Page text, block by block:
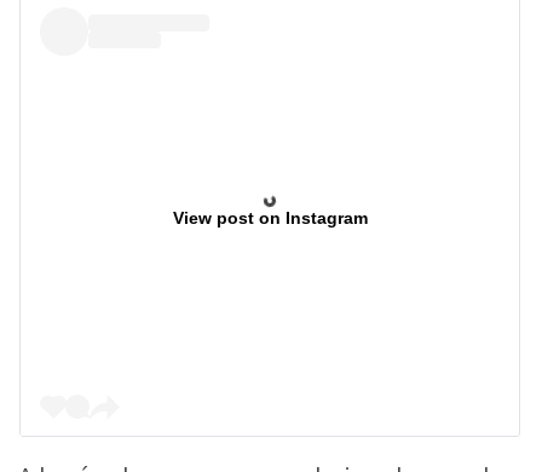
View post on Instagram